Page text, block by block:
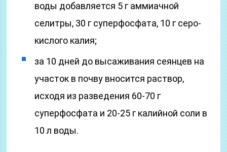
воды добавляется 5 г аммиачной
селитры, 30 г суперфосфата, 10 г серо-
кислого калия;
за 10 дней до высаживания сеянцев на
участок в почву вносится раствор,
исходя из разведения 60-70 г
суперфосфата и 20-25 г калийной соли в
10 л воды.